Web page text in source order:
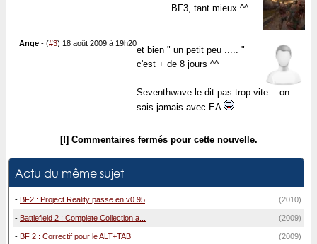
BF3, tant mieux ^^
Ange - (#3) 18 août 2009 à 19h20
et bien " un petit peu ..... "
c'est + de 8 jours ^^
Seventhwave le dit pas trop vite ...on
sais jamais avec EA
[!] Commentaires fermés pour cette nouvelle.
Actu du même sujet
- BF2 : Project Reality passe en v0.95 (2010)
- Battlefield 2 : Complete Collection a... (2009)
- BF 2 : Correctif pour le ALT+TAB (2009)